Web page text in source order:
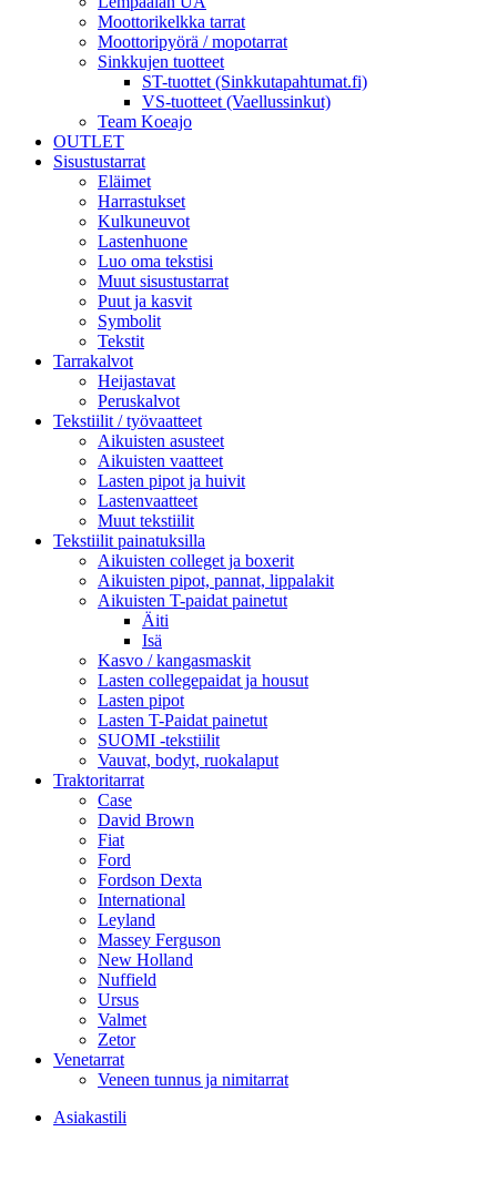
Moottorikelkka tarrat
Moottoripyörä / mopotarrat
Sinkkujen tuotteet
ST-tuottet (Sinkkutapahtumat.fi)
VS-tuotteet (Vaellussinkut)
Team Koeajo
OUTLET
Sisustustarrat
Eläimet
Harrastukset
Kulkuneuvot
Lastenhuone
Luo oma tekstisi
Muut sisustustarrat
Puut ja kasvit
Symbolit
Tekstit
Tarrakalvot
Heijastavat
Peruskalvot
Tekstiilit / työvaatteet
Aikuisten asusteet
Aikuisten vaatteet
Lasten pipot ja huivit
Lastenvaatteet
Muut tekstiilit
Tekstiilit painatuksilla
Aikuisten colleget ja boxerit
Aikuisten pipot, pannat, lippalakit
Aikuisten T-paidat painetut
Äiti
Isä
Kasvo / kangasmaskit
Lasten collegepaidat ja housut
Lasten pipot
Lasten T-Paidat painetut
SUOMI -tekstiilit
Vauvat, bodyt, ruokalaput
Traktoritarrat
Case
David Brown
Fiat
Ford
Fordson Dexta
International
Leyland
Massey Ferguson
New Holland
Nuffield
Ursus
Valmet
Zetor
Venetarrat
Veneen tunnus ja nimitarrat
Asiakastili